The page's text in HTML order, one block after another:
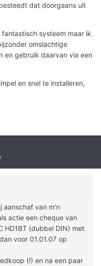
dat doorgaans uit
systeem maar ik
omslachtige
en gebruik daarvan via een
en snel te installeren,
aanschaf van m'n
actie een cheque van
HD1BT (dubbel DIN) met
voor 01.01.07 op
(!) en na een paar